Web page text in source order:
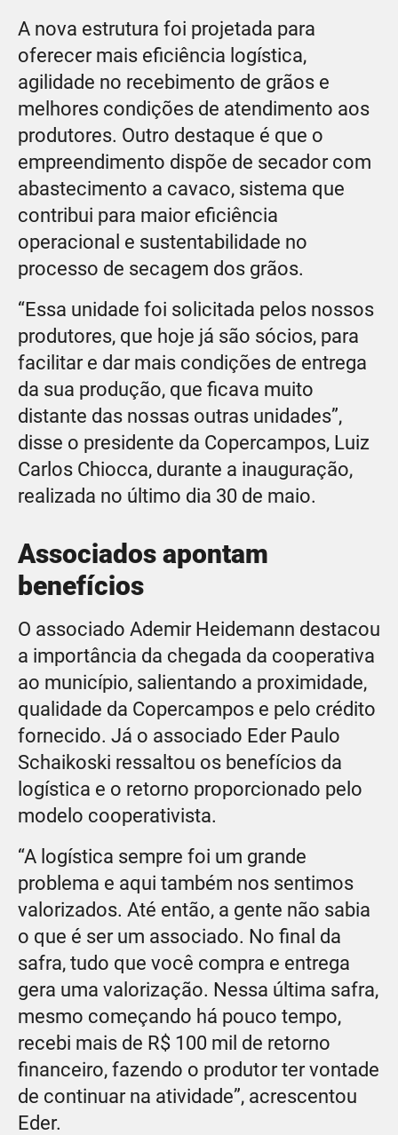
A nova estrutura foi projetada para
oferecer mais eficiência logística,
agilidade no recebimento de grãos e
melhores condições de atendimento aos
produtores. Outro destaque é que o
empreendimento dispõe de secador com
abastecimento a cavaco, sistema que
contribui para maior eficiência
operacional e sustentabilidade no
processo de secagem dos grãos.
“Essa unidade foi solicitada pelos nossos
produtores, que hoje já são sócios, para
facilitar e dar mais condições de entrega
da sua produção, que ficava muito
distante das nossas outras unidades”,
disse o presidente da Copercampos, Luiz
Carlos Chiocca, durante a inauguração,
realizada no último dia 30 de maio.
Associados apontam
benefícios
O associado Ademir Heidemann destacou
a importância da chegada da cooperativa
ao município, salientando a proximidade,
qualidade da Copercampos e pelo crédito
fornecido. Já o associado Eder Paulo
Schaikoski ressaltou os benefícios da
logística e o retorno proporcionado pelo
modelo cooperativista.
“A logística sempre foi um grande
problema e aqui também nos sentimos
valorizados. Até então, a gente não sabia
o que é ser um associado. No final da
safra, tudo que você compra e entrega
gera uma valorização. Nessa última safra,
mesmo começando há pouco tempo,
recebi mais de R$ 100 mil de retorno
financeiro, fazendo o produtor ter vontade
de continuar na atividade”, acrescentou
Eder.